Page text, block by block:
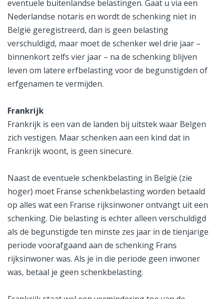
eventuele buitenlandse belastingen. Gaat u via een
Nederlandse notaris en wordt de schenking niet in
België geregistreerd, dan is geen belasting
verschuldigd, maar moet de schenker wel drie jaar –
binnenkort zelfs vier jaar – na de schenking blijven
leven om latere erfbelasting voor de begunstigden of
erfgenamen te vermijden.
Frankrijk
Frankrijk is een van de landen bij uitstek waar Belgen
zich vestigen. Maar schenken aan een kind dat in
Frankrijk woont, is geen sinecure.
Naast de eventuele schenkbelasting in België (zie
hoger) moet Franse schenkbelasting worden betaald
op alles wat een Franse rijksinwoner ontvangt uit een
schenking. Die belasting is echter alleen verschuldigd
als de begunstigde ten minste zes jaar in de tienjarige
periode voorafgaand aan de schenking Frans
rijksinwoner was. Als je in die periode geen inwoner
was, betaal je geen schenkbelasting.